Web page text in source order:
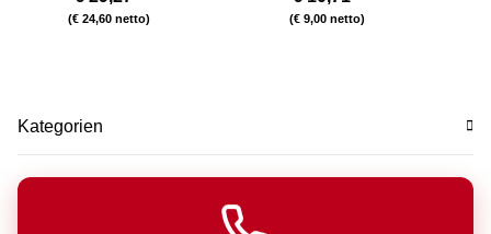
mit 3 Fächer grau-
(€ 24,60 netto) (€ 9,00 netto)
Kategorien